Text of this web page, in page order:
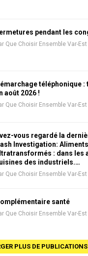
pendant les
Que Choisir Ensemble Var-Est
téléphonique :
août 2026 !
Que Choisir Ensemble Var-Est
vous regardé la
Investigation: Aliments
: dans les
des industriels.…
Que Choisir Ensemble Var-Est
santé
Que Choisir Ensemble Var-Est
PLUS DE PUBLICATIONS